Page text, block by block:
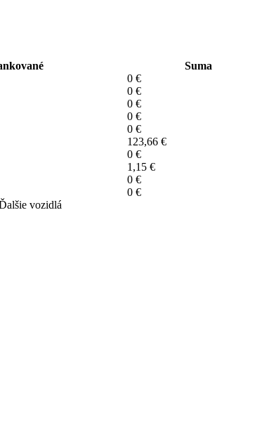
Suma
0 €
0 €
0 €
0 €
0 €
123,66 €
0 €
1,15 €
0 €
0 €
vozidlá